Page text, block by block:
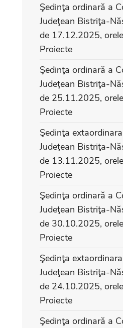
Şedinţa ordinară a
Judeţean Bistriţa-
de 17.12.2025,
Proiecte
Şedinţa ordinară a
Judeţean Bistriţa-
de 25.11.2025,
Proiecte
Şedinţa
Judeţean Bistriţa-
de 13.11.2025,
Proiecte
Şedinţa ordinară a
Judeţean Bistriţa-
de 30.10.2025,
Proiecte
Şedinţa
Judeţean Bistriţa-
de 24.10.2025,
Proiecte
Şedinţa ordinară a